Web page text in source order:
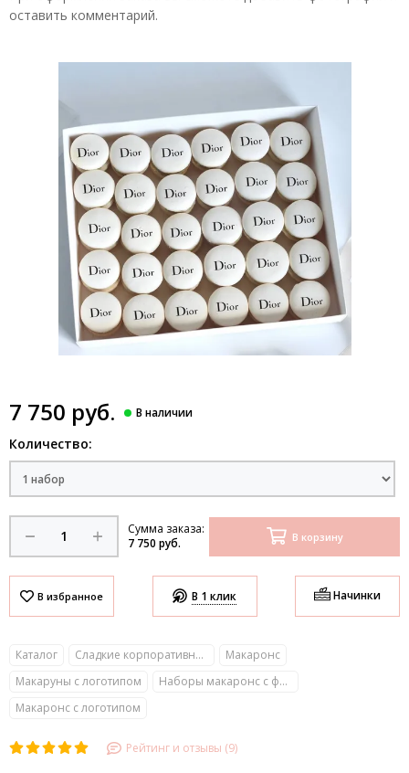
оставить комментарий.
7 750 руб.
Количество:
Сумма заказа:
7 750 руб.
В корзину
В 1 клик Начинки
Каталог Сладкие корпоративные подарки с логотипом
Макаронс
Макаруны с логотипом
Наборы макаронс с фотопечатью
Макаронс с логотипом
Рейтинг и отзывы (9)